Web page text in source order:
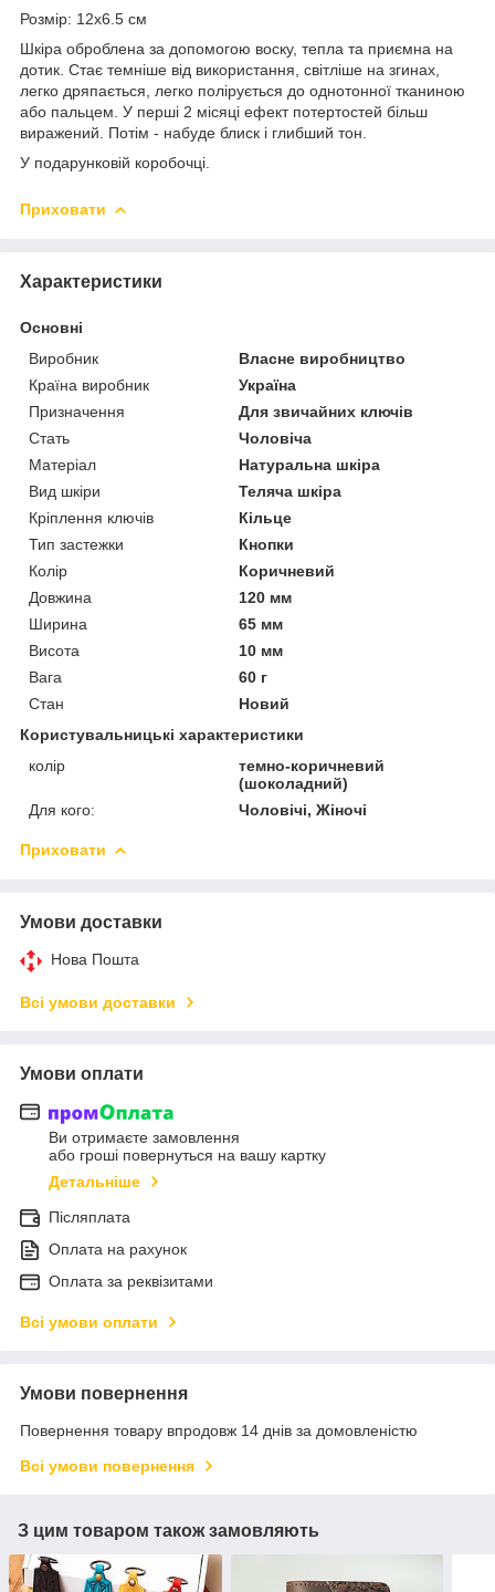
Розмір: 12х6.5 см
Шкіра оброблена за допомогою воску, тепла та приємна на
дотик. Стає темніше від використання, світліше на згинах,
легко дряпається, легко полірується до однотонної тканиною
або пальцем. У перші 2 місяці ефект потертостей більш
виражений. Потім - набуде блиск і глибший тон.
У подарунковій коробочці.
Приховати
Характеристики
Основні
Виробник
Власне виробництво
Країна виробник
Україна
Призначення
Для звичайних ключів
Стать
Чоловіча
Матеріал
Натуральна шкіра
Вид шкіри
Теляча шкіра
Кріплення ключів
Кільце
Тип застежки
Кнопки
Колір
Коричневий
Довжина
120 мм
Ширина
65 мм
Висота
10 мм
Вага
60 г
Стан
Новий
Користувальницькі характеристики
колір
темно-коричневий
(шоколадний)
Для кого:
Чоловічі, Жіночі
Приховати
Умови доставки
Нова Пошта
Всі умови доставки
Умови оплати
Ви отримаєте замовлення
або гроші повернуться на вашу картку
Детальніше
Післяплата
Оплата на рахунок
Оплата за реквізитами
Всі умови оплати
Умови повернення
Повернення товару впродовж 14 днів за домовленістю
Всі умови повернення
З цим товаром також замовляють